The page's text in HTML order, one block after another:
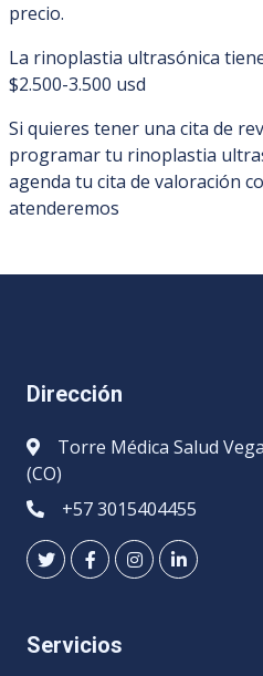
precio.
La rinoplastia ultrasónica
$2.500-3.500 usd
Si quieres tener una cita de
programar tu rinoplastia
agenda tu cita de valoración
atenderemos
Dirección
Torre Médica Salud
(CO)
+57 3015404455
Servicios